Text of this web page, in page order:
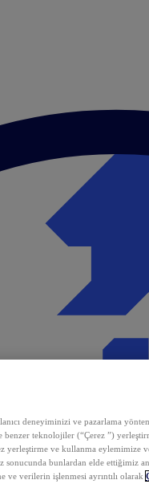
deneyiminizi ve pazarlama
benzer teknolojiler (“Çerez ”)
yerleştirme ve kullanma eylemimize
sonucunda bunlardan elde ettiğimiz
ve verilerin işlenmesi ayrıntılı olarak